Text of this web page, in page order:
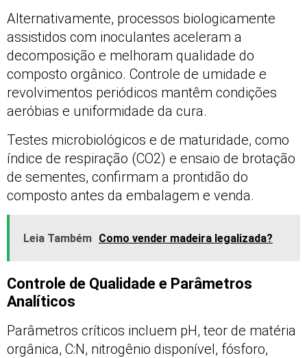
Alternativamente, processos biologicamente
assistidos com inoculantes aceleram a
decomposição e melhoram qualidade do
composto orgânico. Controle de umidade e
revolvimentos periódicos mantêm condições
aeróbias e uniformidade da cura.
Testes microbiológicos e de maturidade, como
índice de respiração (CO2) e ensaio de brotação
de sementes, confirmam a prontidão do
composto antes da embalagem e venda.
Leia Também Como vender madeira legalizada?
Controle de Qualidade e Parâmetros
Analíticos
Parâmetros críticos incluem pH, teor de matéria
orgânica, C:N, nitrogênio disponível, fósforo,